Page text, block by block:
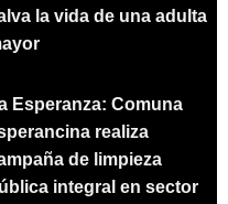
la vida de una adulta
Esperanza: Comuna
realiza
de limpieza
integral en sector